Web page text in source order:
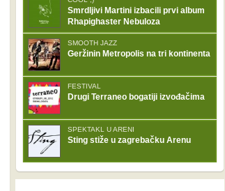
Smrdljivi Martini izbacili prvi album
Rhapighaster Nebuloza
SMOOTH JAZZ
Geržinin Metropolis na tri kontinenta
FESTIVAL
Drugi Terraneo bogatiji izvođačima
SPEKTAKL U ARENI
Sting stiže u zagrebačku Arenu